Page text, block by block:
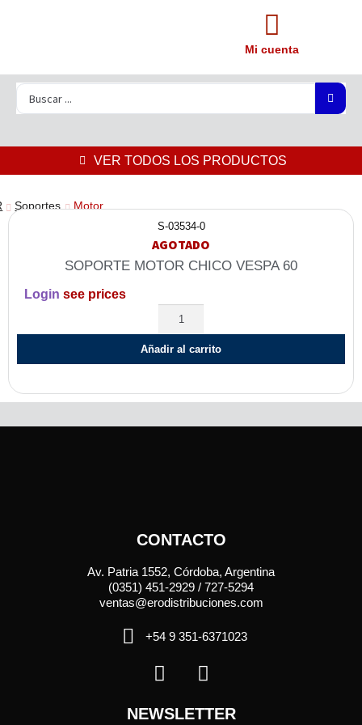
Mi cuenta
VER TODOS LOS PRODUCTOS
Soportes Motor
S-03534-0
AGOTADO
SOPORTE MOTOR CHICO VESPA 60
Login see prices
Añadir al carrito
CONTACTO
Av. Patria 1552, Córdoba, Argentina
(0351) 451-2929 / 727-5294
ventas@erodistribuciones.com
+54 9 351-6371023
NEWSLETTER